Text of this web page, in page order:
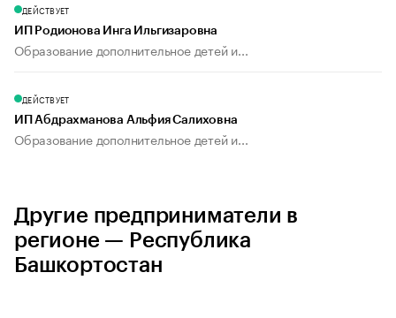
ДЕЙСТВУЕТ
ИП Родионова Инга Ильгизаровна
Образование дополнительное детей и...
ДЕЙСТВУЕТ
ИП Абдрахманова Альфия Салиховна
Образование дополнительное детей и...
Другие предприниматели в
регионе — Республика
Башкортостан